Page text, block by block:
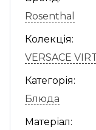
Rosenthal
Колекція:
VERSACE
Категорія:
Блюда
Матеріал: